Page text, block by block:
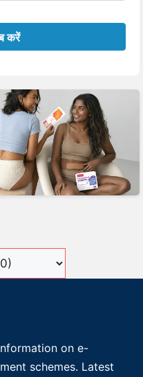
on e-
schemes. Latest